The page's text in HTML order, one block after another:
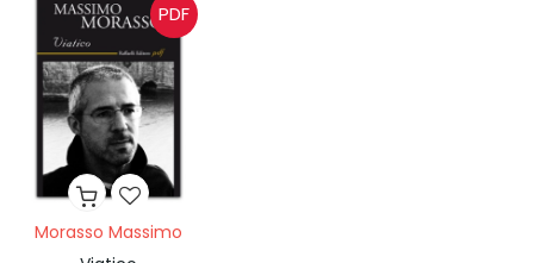
PDF
Morasso Massimo